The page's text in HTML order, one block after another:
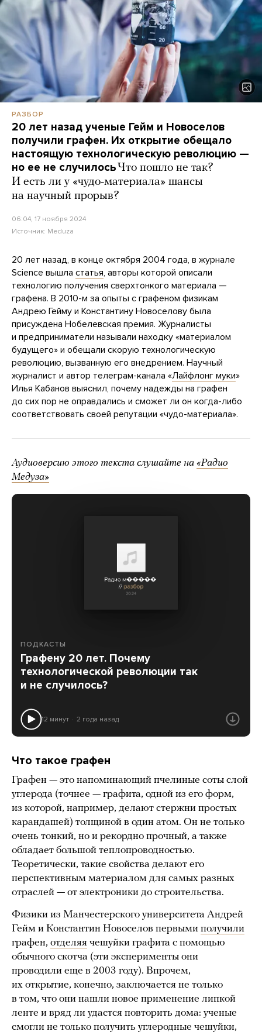
РАЗБОР
20 лет назад ученые Гейм и Новоселов
получили графен. Их открытие обещало
настоящую технологическую революцию —
но ее не случилось Что пошло не так?
И есть ли у «чудо-материала» шансы
на научный прорыв?
06:04, 17 ноября 2024
Источник: Meduza
20 лет назад, в конце октября 2004 года, в журнале
Science вышла статья, авторы которой описали
технологию получения сверхтонкого материала —
графена. В 2010-м за опыты с графеном физикам
Андрею Гейму и Константину Новоселову была
присуждена Нобелевская премия. Журналисты
и предприниматели называли находку «материалом
будущего» и обещали скорую технологическую
революцию, вызванную его внедрением. Научный
журналист и автор телеграм-канала «Лайфлонг муки»
Илья Кабанов выяснил, почему надежды на графен
до сих пор не оправдались и сможет ли он когда-либо
соответствовать своей репутации «чудо-материала».
Аудиоверсию этого текста слушайте на «Радио
Медуза»
ПОДКАСТЫ
Графену 20 лет. Почему
технологической революции так
и не случилось?
12 минут 2 года назад
Что такое графен
Графен — это напоминающий пчелиные соты слой
углерода (точнее — графита, одной из его форм,
из которой, например, делают стержни простых
карандашей) толщиной в один атом. Он не только
очень тонкий, но и рекордно прочный, а также
обладает большой теплопроводностью.
Теоретически, такие свойства делают его
перспективным материалом для самых разных
отраслей — от электроники до строительства.
Физики из Манчестерского университета Андрей
Гейм и Константин Новоселов первыми получили
графен, отделяя чешуйки графита с помощью
обычного скотча (эти эксперименты они
проводили еще в 2003 году). Впрочем,
их открытие, конечно, заключается не только
в том, что они нашли новое применение липкой
ленте и вряд ли удастся повторить дома: ученые
смогли не только получить углеродные чешуйки,